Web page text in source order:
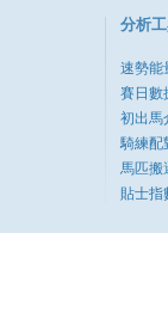
分析
速勢能
賽日數
初出馬
騎練配
馬匹搬
貼士指